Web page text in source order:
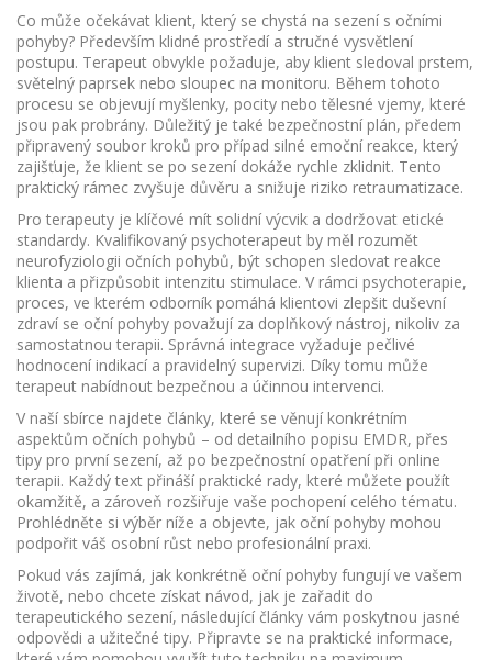
Co může očekávat klient, který se chystá na sezení s očními
pohyby? Především klidné prostředí a stručné vysvětlení
postupu. Terapeut obvykle požaduje, aby klient sledoval prstem,
světelný paprsek nebo sloupec na monitoru. Během tohoto
procesu se objevují myšlenky, pocity nebo tělesné vjemy, které
jsou pak probrány. Důležitý je také bezpečnostní plán, předem
připravený soubor kroků pro případ silné emoční reakce, který
zajišťuje, že klient se po sezení dokáže rychle zklidnit. Tento
praktický rámec zvyšuje důvěru a snižuje riziko retraumatizace.
Pro terapeuty je klíčové mít solidní výcvik a dodržovat etické
standardy. Kvalifikovaný psychoterapeut by měl rozumět
neurofyziologii očních pohybů, být schopen sledovat reakce
klienta a přizpůsobit intenzitu stimulace. V rámci psychoterapie,
proces, ve kterém odborník pomáhá klientovi zlepšit duševní
zdraví se oční pohyby považují za doplňkový nástroj, nikoliv za
samostatnou terapii. Správná integrace vyžaduje pečlivé
hodnocení indikací a pravidelný supervizi. Díky tomu může
terapeut nabídnout bezpečnou a účinnou intervenci.
V naší sbírce najdete články, které se věnují konkrétním
aspektům očních pohybů – od detailního popisu EMDR, přes
tipy pro první sezení, až po bezpečnostní opatření při online
terapii. Každý text přináší praktické rady, které můžete použít
okamžitě, a zároveň rozšiřuje vaše pochopení celého tématu.
Prohlédněte si výběr níže a objevte, jak oční pohyby mohou
podpořit váš osobní růst nebo profesionální praxi.
Pokud vás zajímá, jak konkrétně oční pohyby fungují ve vašem
životě, nebo chcete získat návod, jak je zařadit do
terapeutického sezení, následující články vám poskytnou jasné
odpovědi a užitečné tipy. Připravte se na praktické informace,